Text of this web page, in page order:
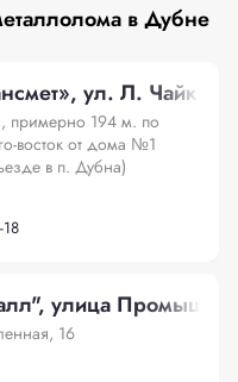
в Дубне
ул. Л.
примерно 194 м. по
восток от дома №1
в п. Дубна)
улица
16